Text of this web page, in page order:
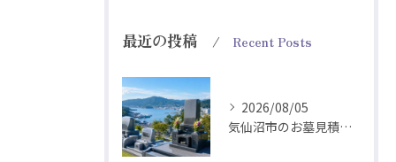
最近の投稿 Recent Posts
2026/08/05
気仙沼市のお墓見積は耐震工法とデザインから